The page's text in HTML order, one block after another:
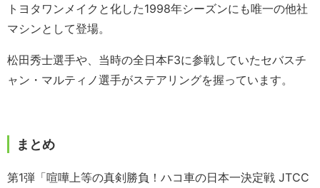
トヨタワンメイクと化した1998年シーズンにも唯一の他社
マシンとして登場。
松田秀士選手や、当時の全日本F3に参戦していたセバスチ
ャン・マルティノ選手がステアリングを握っています。
まとめ
第1弾「喧嘩上等の真剣勝負！ハコ車の日本一決定戦 JTCC